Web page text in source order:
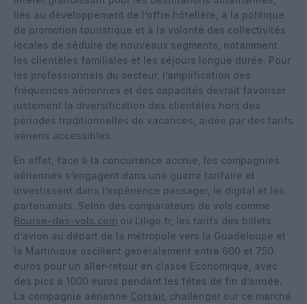
liés au développement de l’offre hôtelière, à la politique
de promotion touristique et à la volonté des collectivités
locales de séduire de nouveaux segments, notamment
les clientèles familiales et les séjours longue durée.​ Pour
les professionnels du secteur, l’amplification des
fréquences aériennes et des capacités devrait favoriser
justement la diversification des clientèles hors des
périodes traditionnelles de vacances, aidée par des tarifs
aériens accessibles.
En effet, face à la concurrence accrue, les compagnies
aériennes s’engagent dans une guerre tarifaire et
investissent dans l’expérience passager, le digital et les
partenariats. Selon des comparateurs de vols comme
Bourse-des-vols.com ou Liligo.fr, les tarifs des billets
d’avion au départ de la métropole vers la Guadeloupe et
la Martinique oscillent généralement entre 600 et 750
euros pour un aller-retour en classe Economique, avec
des pics à 1000 euros pendant les fêtes de fin d’année.
La compagnie aérienne Corsair, challenger sur ce marché